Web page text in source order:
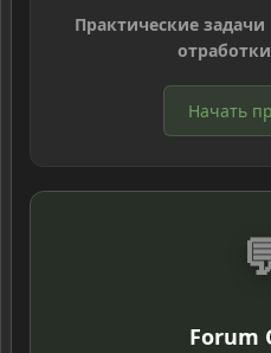
Практические
Начать
Forum